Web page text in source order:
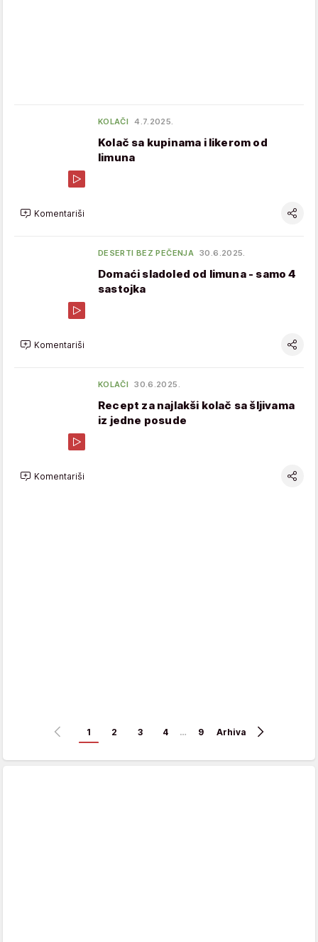
KOLAČI 4.7.2025.
Kolač sa kupinama i likerom od
limuna
Komentariši
DESERTI BEZ PEČENJA 30.6.2025.
Domaći sladoled od limuna - samo 4
sastojka
Komentariši
KOLAČI 30.6.2025.
Recept za najlakši kolač sa šljivama
iz jedne posude
Komentariši
1 2 3 4 … 9 Arhiva